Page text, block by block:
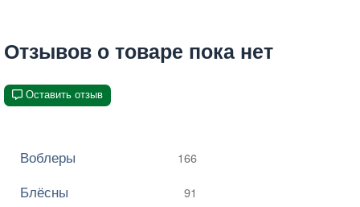
Отзывов о товаре пока нет
Оставить отзыв
Воблеры 166
Блёсны 91